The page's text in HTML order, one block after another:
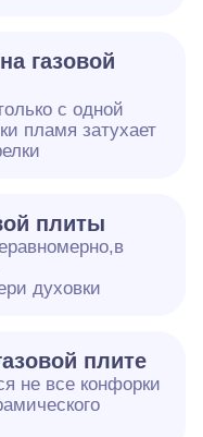
газовой
с одной
пламя затухает
плиты
духовки
плите
не все конфорки